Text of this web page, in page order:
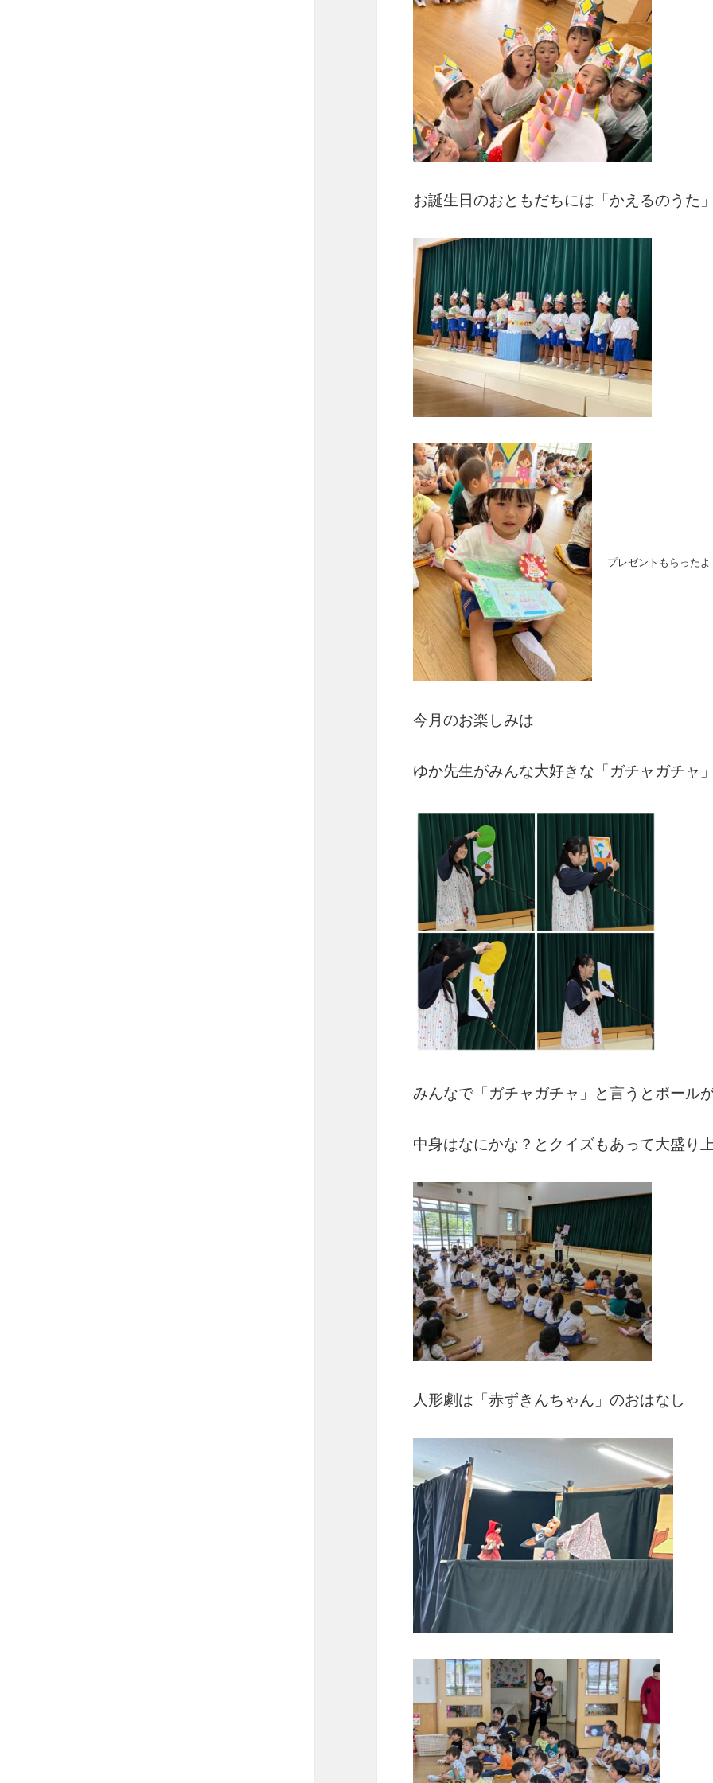
お誕生日のおともだちには「かえるのうた
プレゼントもらったよ
今月のお楽しみは
ゆか先生がみんな大好きな「ガチャガチャ
みんなで「ガチャガチャ」と言うとボール
中身はなにかな？とクイズもあって大盛り
人形劇は「赤ずきんちゃん」のおはなし